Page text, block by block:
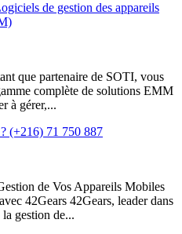
de gestion des appareils
que partenaire de SOTI, vous
complète de solutions EMM
à gérer,...
(+216) 71 750 887
de Vos Appareils Mobiles
42Gears 42Gears, leader dans
gestion de...